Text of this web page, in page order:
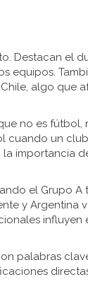
Destacan el
equipos.
algo que
no es fútbol,
cuando un
importancia
el Grupo A
y Argentina
influyen
palabras